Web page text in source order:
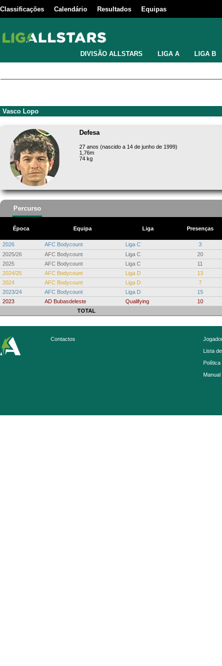
Classificações Calendário Resultados Equipas
DIVISÃO ALLSTARS LIGA A LIGA B
Vasco Lopo
Defesa
27 anos (nascido a 14 de junho de 1999)
1,76m
74 kg
Percurso
Época Equipa Liga Presenças
2026 AFC Bodycount Liga C
3
2025/26
AFC Bodycount Liga C
20
2025
AFC Bodycount Liga C
11
2024/25
AFC Bodycount Liga D
13
2024
AFC Bodycount Liga D
7
2023/24
AFC Bodycount Liga D
15
2023
AD Bubasdeleste Qualifying
10
TOTAL
Contactos
Lista
Política